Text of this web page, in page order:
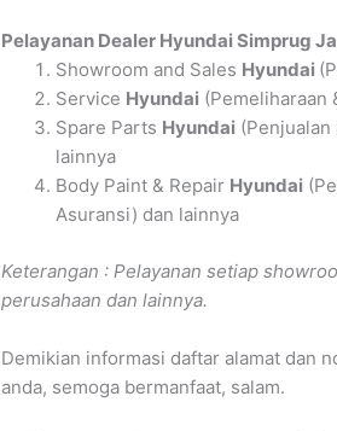
Pelayanan Dealer Hyundai Simprug
Showroom and Sales Hyundai
Service Hyundai (Pemeliharaan
Spare Parts Hyundai (Penjualan
lainnya
Body Paint & Repair Hyundai
Asuransi) dan lainnya
Keterangan : Pelayanan setiap
perusahaan dan lainnya.
Demikian informasi daftar alamat dan
anda, semoga bermanfaat, salam.